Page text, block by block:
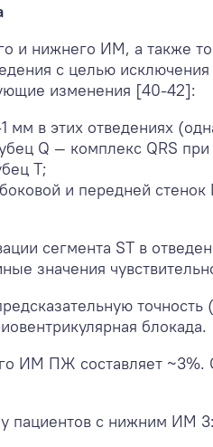
и нижнего ИМ, а также
с целью исключения
изменения [40-42]:
мм в этих отведениях
Q — комплекс QRS
T;
и передней
сегмента ST в
значения
блокада.
ИМ ПЖ составляет
пациентов с нижним ИМ 3